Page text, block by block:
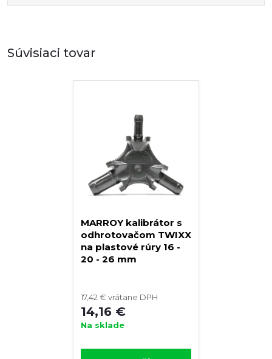
Súvisiaci tovar
MARROY kalibrátor s
odhrotovačom TWIXX
na plastové rúry 16 -
20 - 26 mm
17,42 € vrátane DPH
14,16 €
Na sklade